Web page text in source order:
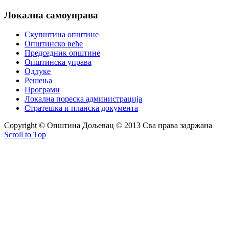
Локална самоуправа
Скупштина општине
Општинско веће
Председник општине
Општинска управа
Одлуке
Решења
Програми
Локална пореска администрација
Стратешка и планска документа
Copyright © Oпштина Дољевац © 2013 Сва права задржана
Scroll to Top